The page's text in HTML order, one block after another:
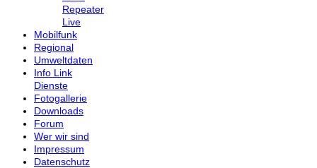
Repeater
Live
Mobilfunk
Regional
Umweltdaten
Info Link
Dienste
Fotogallerie
Downloads
Forum
Wer wir sind
Impressum
Datenschutz